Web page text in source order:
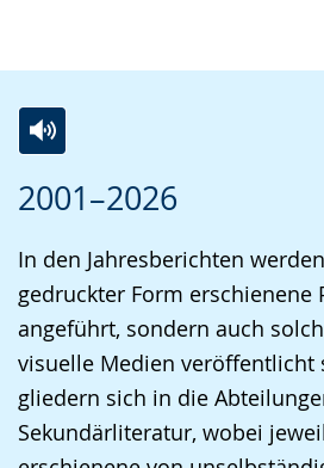
2001–2026
In den Jahresberichten
gedruckter Form erschienene
angeführt, sondern auch
visuelle Medien veröffentlicht
gliedern sich in die
Sekundärliteratur, wobei
u
L
e
i
c
h
t
k
i
v
i
e
r
e
i
V
i
d
e
o
i